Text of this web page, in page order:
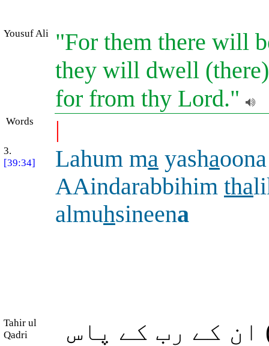
Yousuf Ali
"For them there will
they will dwell
for from thy Lord."
Words |
3.
[39:34]
Lahum ma yashaoona
AAindarabbihim tha
almuhsineena
Tahir ul
Qadri
کے رب کے پاس